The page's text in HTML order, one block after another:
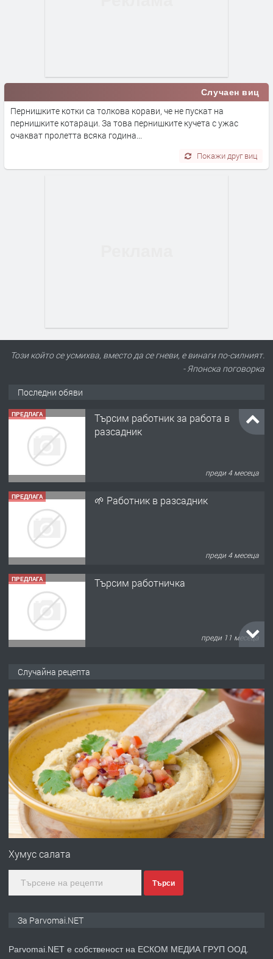
Случаен виц
Пернишките котки са толкова корави, че не пускат на
пернишките котараци. За това пернишките кучета с ужас
очакват пролетта всяка година...
Покажи друг виц
Този който се усмихва, вместо да се гневи, е винаги по-силният.
- Японска поговорка
Последни обяви
ПРЕДЛАГА
Търсим работник за работа в
разсадник
преди 4 месеца
ПРЕДЛАГА 🌱 Работник в разсадник
преди 4 месеца
ПРЕДЛАГА Търсим работничка
преди 11 месеца
преди 1 година
ПРЕДЛАГА Работа за общи работници
преди 1 година
ПРЕДЛАГА
Първи поход "По стъпките на Ангел
Случайна рецепта
Хумус салата
Търси
За Parvomai.NET
Parvomai.NET е собственост на ЕСКОМ МЕДИА ГРУП ООД.